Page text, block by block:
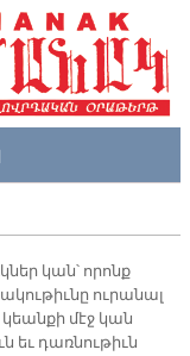
կան՝ որոնք
ուրանալ
մէջ կան
եւ դառնութիւն